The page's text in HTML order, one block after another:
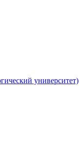
университет)